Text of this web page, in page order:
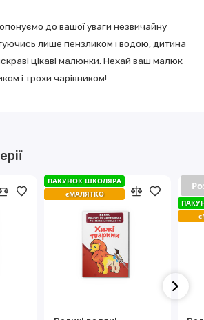
до вашої уваги незвичайну
лише пензликом і водою, дитина
цікаві малюнки. Нехай ваш малюк
і трохи чарівником!
ПАКУНОК ШКОЛЯРА
єМАЛЯТКО
ПАКУНОК ШКОЛЯРА
єМАЛЯТКО